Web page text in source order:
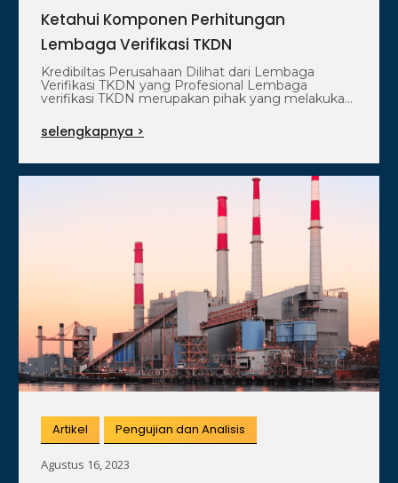
Ketahui Komponen Perhitungan
Lembaga Verifikasi TKDN
Kredibiltas Perusahaan Dilihat dari Lembaga
Verifikasi TKDN yang Profesional Lembaga
verifikasi TKDN merupakan pihak yang melakukan
selengkapnya >
Artikel Pengujian dan Analisis
Agustus 16, 2023